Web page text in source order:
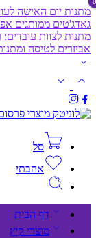
מתנות יום האישה
גאדג'טים ממותגים
מתנות לצוות עובדים:
אביזרים לטיסה
סל
אהבתי
דף הבית
מוצרי קיץ